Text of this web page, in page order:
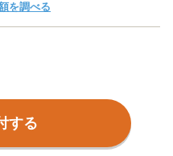
を調べる
する